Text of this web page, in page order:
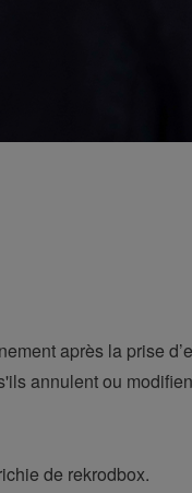
après la prise
annulent ou
de rekrodbox.